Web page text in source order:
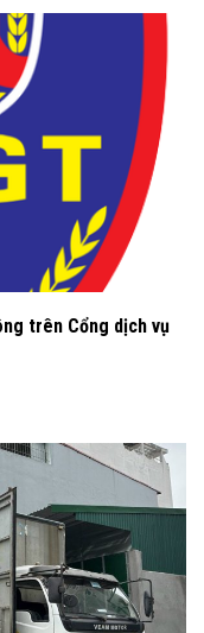
trên Cổng dịch vụ